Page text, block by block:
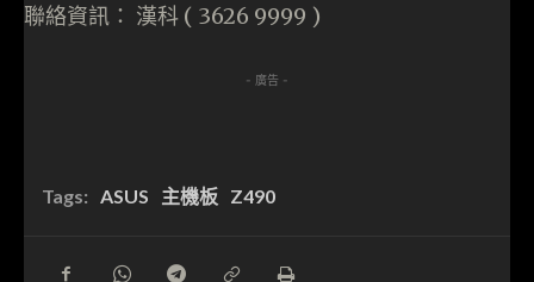
聯絡資訊： 漢科 ( 3626 9999 )
- 廣告 -
Tags: ASUS 主機板 Z490